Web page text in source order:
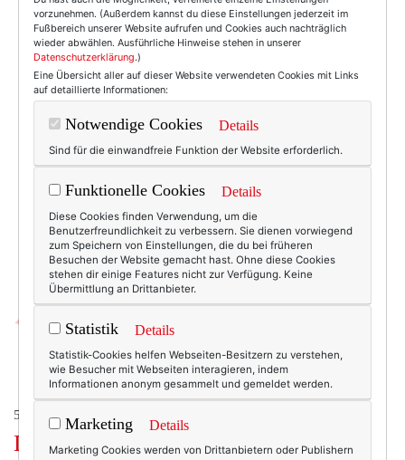
Einträge mit dem
Tag: Blogwalk.de
50+ LIFESTYLE
Dienstagschnipsel.
vorzunehmen. (Außerdem kannst du diese Einstellungen jederzeit im
Fußbereich unserer Website aufrufen und Cookies auch nachträglich
wieder abwählen. Ausführliche Hinweise stehen in unserer
Datenschutzerklärung.)
Eine Übersicht aller auf dieser Website verwendeten Cookies mit Links
auf detaillierte Informationen:
Notwendige Cookies Details
Sind für die einwandfreie Funktion der Website erforderlich.
Funktionelle Cookies Details
Diese Cookies finden Verwendung, um die
Benutzerfreundlichkeit zu verbessern. Sie dienen vorwiegend
zum Speichern von Einstellungen, die du bei früheren
Besuchen der Website gemacht hast. Ohne diese Cookies
stehen dir einige Features nicht zur Verfügung. Keine
Übermittlung an Drittanbieter.
Statistik Details
Statistik-Cookies helfen Webseiten-Besitzern zu verstehen,
wie Besucher mit Webseiten interagieren, indem
Informationen anonym gesammelt und gemeldet werden.
Marketing Details
Marketing Cookies werden von Drittanbietern oder Publishern